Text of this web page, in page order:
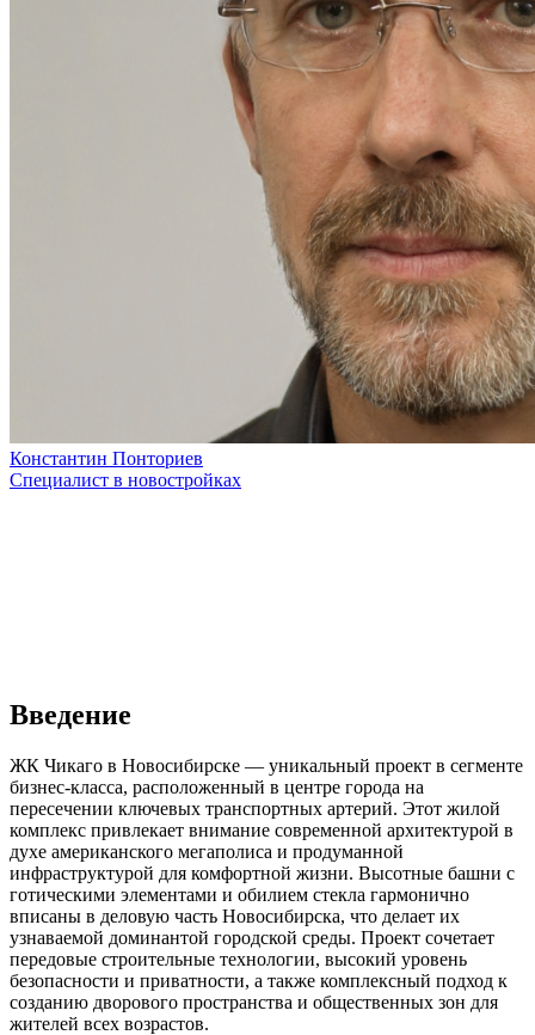
Константин Понториев
Специалист в новостройках
Введение
ЖК Чикаго в Новосибирске — уникальный проект в сегменте
бизнес-класса, расположенный в центре города на
пересечении ключевых транспортных артерий. Этот жилой
комплекс привлекает внимание современной архитектурой в
духе американского мегаполиса и продуманной
инфраструктурой для комфортной жизни. Высотные башни с
готическими элементами и обилием стекла гармонично
вписаны в деловую часть Новосибирска, что делает их
узнаваемой доминантой городской среды. Проект сочетает
передовые строительные технологии, высокий уровень
безопасности и приватности, а также комплексный подход к
созданию дворового пространства и общественных зон для
жителей всех возрастов.